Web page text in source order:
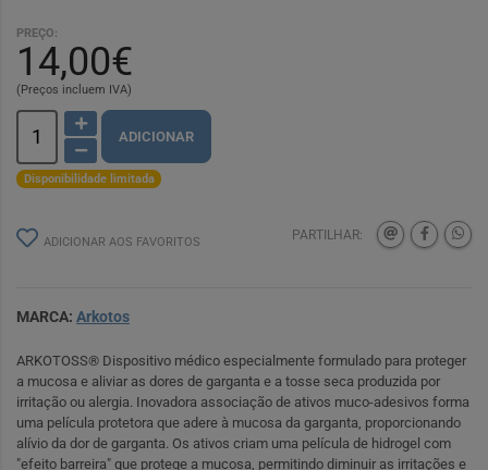
PREÇO:
14,00€
(Preços incluem IVA)
ADICIONAR
Disponibilidade limitada
ADICIONAR AOS FAVORITOS PARTILHAR:
MARCA: Arkotos
ARKOTOSS® Dispositivo médico especialmente formulado para proteger
a mucosa e aliviar as dores de garganta e a tosse seca produzida por
irritação ou alergia. Inovadora associação de ativos muco-adesivos forma
uma película protetora que adere à mucosa da garganta, proporcionando
alívio da dor de garganta. Os ativos criam uma película de hidrogel com
"efeito barreira" que protege a mucosa, permitindo diminuir as irritações e